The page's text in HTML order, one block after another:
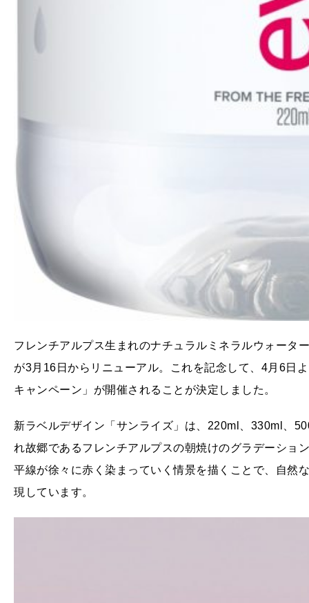
フレンチアルプス生まれのナチュラルミネラルウォータ
が3月16日からリニューアル。これを記念して、4月6日
キャンペーン」が開催されることが決定しました。
新ラベルデザイン「サンライズ」は、220ml、330ml、
れ故郷であるフレンチアルプスの朝焼けのグラデーショ
平線が徐々に赤く染まっていく情景を描くことで、自然
現しています。